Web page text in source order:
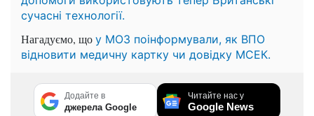
сучасні технології.
Нагадуємо, що у МОЗ поінформували, як ВПО
відновити медичну картку чи довідку МСЕК.
Додайте в
джерела Google
Читайте нас у
Google News